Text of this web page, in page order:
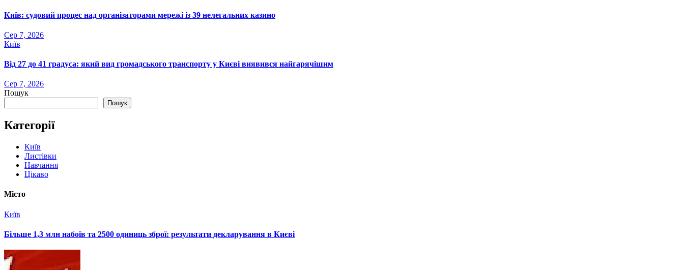
Київ: судовий процес над організаторами мережі із 39 нелегальних казино
Сер 7, 2026
Київ
Від 27 до 41 градуса: який вид громадського транспорту у Києві виявився найгарячішим
Сер 7, 2026
Пошук
Пошук
Категорії
Київ
Листівки
Навчання
Цікаво
Місто
Київ
Більше 1,3 млн набоїв та 2500 одиниць зброї: результати декларування в Києві